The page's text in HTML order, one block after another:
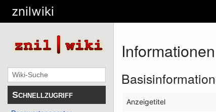
znilwiki
Schnellzugriff
Anzeigetitel